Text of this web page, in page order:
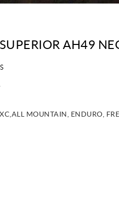
AH49
XC,ALL MOUNTAIN, ENDURO,